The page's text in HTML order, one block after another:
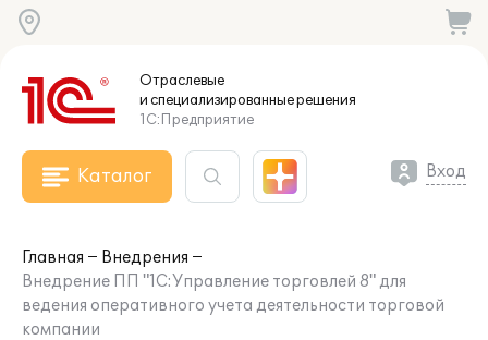
Отраслевые
и специализированныерешения
1С:Предприятие
Каталог Вход
Главная
Внедрения
Внедрение ПП "1С:Управление торговлей 8" для
ведения оперативного учета деятельности торговой
компании